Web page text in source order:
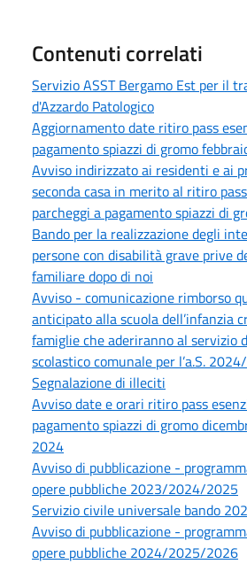
Contenuti correlati
Servizio ASST Bergamo Est per il
d'Azzardo Patologico
Aggiornamento date ritiro pass
pagamento spiazzi di gromo
Avviso indirizzato ai residenti e ai
seconda casa in merito al ritiro
parcheggi a pagamento spiazzi di
Bando per la realizzazione degli
persone con disabilità grave prive
familiare dopo di noi
Avviso - comunicazione rimborso
anticipato alla scuola dell’infanzia
famiglie che aderiranno al servizio
scolastico comunale per l’a.S.
Segnalazione di illeciti
Avviso date e orari ritiro pass
pagamento spiazzi di gromo
2024
Avviso di pubblicazione -
opere pubbliche 2023/2024/2025
Servizio civile universale bando
Avviso di pubblicazione -
opere pubbliche 2024/2025/2026